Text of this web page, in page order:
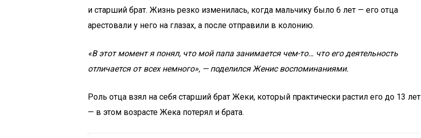
и старший брат. Жизнь резко изменилась, когда мальчику было 6 лет — его отца
арестовали у него на глазах, а после отправили в колонию.
«В этот момент я понял, что мой папа занимается чем-то… что его деятельность
отличается от всех немного», — поделился Женис воспоминаниями.
Роль отца взял на себя старший брат Жеки, который практически растил его до 13 лет
— в этом возрасте Жека потерял и брата.